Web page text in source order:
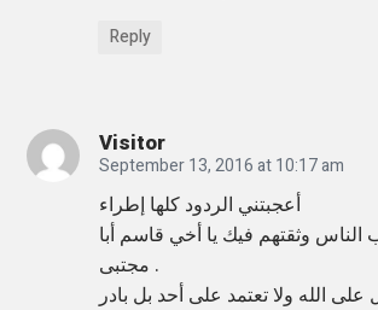
Reply
Visitor
September 13, 2016 at 10:17 am
أعجبتني الردود كلها إطراء
الناس وثقتهم فيك يا أخي قاسم أبا
مجتبى .
على الله ولا تعتمد على أحد بل بادر